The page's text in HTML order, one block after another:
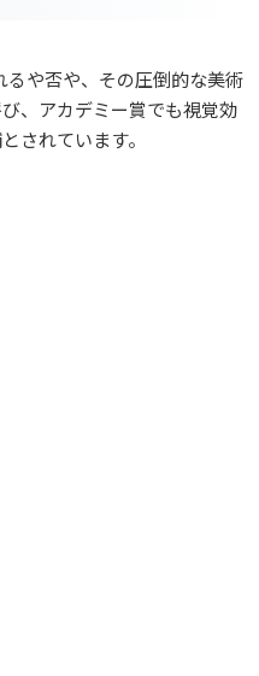
や否や、その圧倒的な美術
、アカデミー賞でも視覚効
されています。